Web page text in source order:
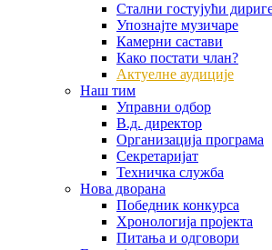
Стални гостујући
Упознајте музичаре
Камерни састави
Како постати члан?
Актуелне аудиције
Наш тим
Управни одбор
В.д. директор
Организација програма
Секретаријат
Техничка служба
Нова дворана
Победник конкурса
Хронологија пројекта
Питања и одговори